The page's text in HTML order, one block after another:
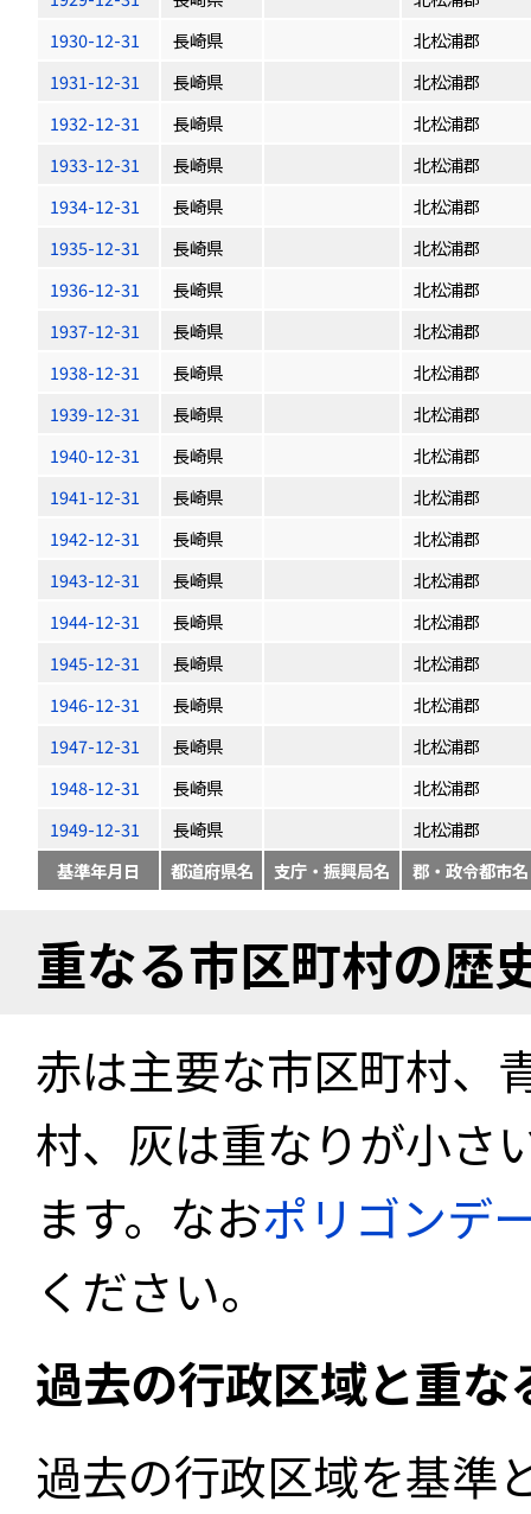
1930-12-31
長崎県
北松浦郡
1931-12-31
長崎県
北松浦郡
1932-12-31
長崎県
北松浦郡
1933-12-31
長崎県
北松浦郡
1934-12-31
長崎県
北松浦郡
1935-12-31
長崎県
北松浦郡
1936-12-31
長崎県
北松浦郡
1937-12-31
長崎県
北松浦郡
1938-12-31
長崎県
北松浦郡
1939-12-31
長崎県
北松浦郡
1940-12-31
長崎県
北松浦郡
1941-12-31
長崎県
北松浦郡
1942-12-31
長崎県
北松浦郡
1943-12-31
長崎県
北松浦郡
1944-12-31
長崎県
北松浦郡
1945-12-31
長崎県
北松浦郡
1946-12-31
長崎県
北松浦郡
1947-12-31
長崎県
北松浦郡
1948-12-31
長崎県
北松浦郡
1949-12-31
長崎県
北松浦郡
基準年月日
都道府県名 支庁・振興局名 郡・政令都市名
重なる市区町村の歴
赤は主要な市区町村、
村、灰は重なりが小さ
ます。なおポリゴンデ
ください。
過去の行政区域と重
過去の行政区域を基準